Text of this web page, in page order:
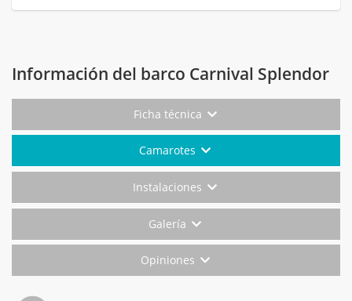
Información del barco Carnival Splendor
Ficha técnica
Camarotes
Instalaciones
Galería
Opiniones